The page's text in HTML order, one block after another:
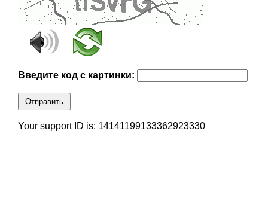
Введите код с картинки:
Отправить
Your support ID is: 14141199133362923330